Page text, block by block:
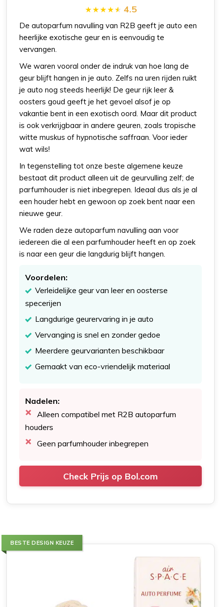
4.5
De autoparfum navulling van R2B geeft je auto een
heerlijke exotische geur en is eenvoudig te
vervangen.
We waren vooral onder de indruk van hoe lang de
geur blijft hangen in je auto. Zelfs na uren rijden ruikt
je auto nog steeds heerlijk! De geur rijk leer &
oosters goud geeft je het gevoel alsof je op
vakantie bent in een exotisch oord. Maar dit product
is ook verkrijgbaar in andere geuren, zoals tropische
witte muskus of hypnotische saffraan. Voor ieder
wat wils!
In tegenstelling tot onze beste algemene keuze
bestaat dit product alleen uit de geurvulling zelf; de
parfumhouder is niet inbegrepen. Ideaal dus als je al
een houder hebt en gewoon op zoek bent naar een
nieuwe geur.
We raden deze autoparfum navulling aan voor
iedereen die al een parfumhouder heeft en op zoek
is naar een geur die langdurig blijft hangen.
Voordelen:
Verleidelijke geur van leer en oosterse
specerijen
Langdurige geurervaring in je auto
Vervanging is snel en zonder gedoe
Meerdere geurvarianten beschikbaar
Gemaakt van eco-vriendelijk materiaal
Nadelen:
Alleen compatibel met R2B autoparfum
houders
Geen parfumhouder inbegrepen
Check Prijs op Bol.com
BESTE DESIGN KEUZE